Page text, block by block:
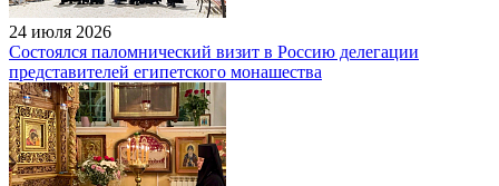
24 июля 2026
Состоялся паломнический визит в Россию делегации
представителей египетского монашества